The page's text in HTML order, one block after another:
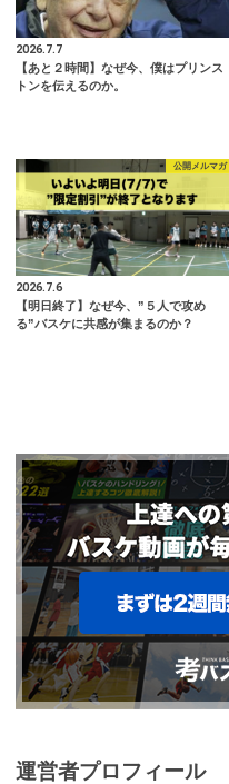
2026.7.7
【あと２時間】なぜ今、僕はプリンス
トンを伝えるのか。
公開メルマガ
2026.7.6
【明日終了】なぜ今、”５人で攻め
る”バスケに共感が集まるのか？
運営者プロフィール